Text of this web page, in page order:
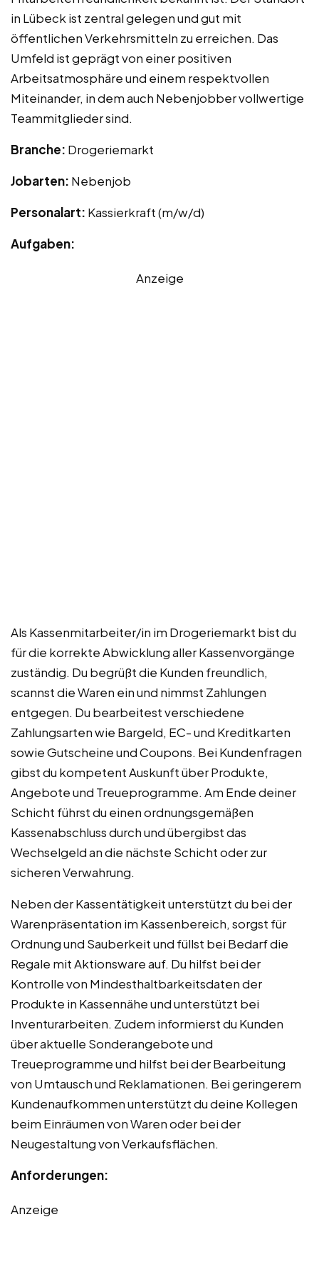
in Lübeck ist zentral gelegen und gut mit
öffentlichen Verkehrsmitteln zu erreichen. Das
Umfeld ist geprägt von einer positiven
Arbeitsatmosphäre und einem respektvollen
Miteinander, in dem auch Nebenjobber vollwertige
Teammitglieder sind.
Branche: Drogeriemarkt
Jobarten: Nebenjob
Personalart: Kassierkraft (m/w/d)
Aufgaben:
Anzeige
Als Kassenmitarbeiter/in im Drogeriemarkt bist du
für die korrekte Abwicklung aller Kassenvorgänge
zuständig. Du begrüßt die Kunden freundlich,
scannst die Waren ein und nimmst Zahlungen
entgegen. Du bearbeitest verschiedene
Zahlungsarten wie Bargeld, EC- und Kreditkarten
sowie Gutscheine und Coupons. Bei Kundenfragen
gibst du kompetent Auskunft über Produkte,
Angebote und Treueprogramme. Am Ende deiner
Schicht führst du einen ordnungsgemäßen
Kassenabschluss durch und übergibst das
Wechselgeld an die nächste Schicht oder zur
sicheren Verwahrung.
Neben der Kassentätigkeit unterstützt du bei der
Warenpräsentation im Kassenbereich, sorgst für
Ordnung und Sauberkeit und füllst bei Bedarf die
Regale mit Aktionsware auf. Du hilfst bei der
Kontrolle von Mindesthaltbarkeitsdaten der
Produkte in Kassennähe und unterstützt bei
Inventurarbeiten. Zudem informierst du Kunden
über aktuelle Sonderangebote und
Treueprogramme und hilfst bei der Bearbeitung
von Umtausch und Reklamationen. Bei geringerem
Kundenaufkommen unterstützt du deine Kollegen
beim Einräumen von Waren oder bei der
Neugestaltung von Verkaufsflächen.
Anforderungen:
Anzeige